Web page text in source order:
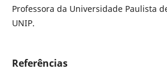
Professora da Universidade Paulista
UNIP.
Referências